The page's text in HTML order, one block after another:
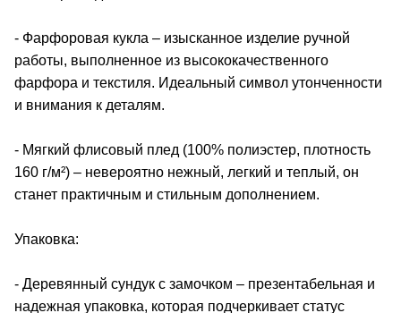
- Фарфоровая кукла – изысканное изделие ручной
работы, выполненное из высококачественного
фарфора и текстиля. Идеальный символ утонченности
и внимания к деталям.
- Мягкий флисовый плед (100% полиэстер, плотность
160 г/м²) – невероятно нежный, легкий и теплый, он
станет практичным и стильным дополнением.
Упаковка:
- Деревянный сундук с замочком – презентабельная и
надежная упаковка, которая подчеркивает статус